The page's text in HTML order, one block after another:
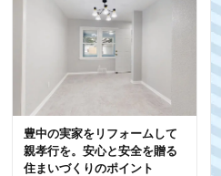
豊中の実家をリフォームして
親孝行を。安心と安全を贈る
住まいづくりのポイント